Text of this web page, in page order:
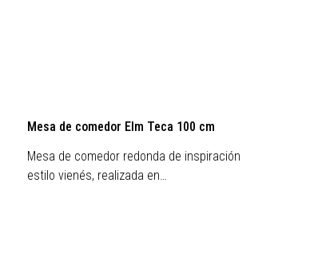
Mesa de comedor Elm Teca 100 cm
Mesa de comedor redonda de inspiración
estilo vienés, realizada en…